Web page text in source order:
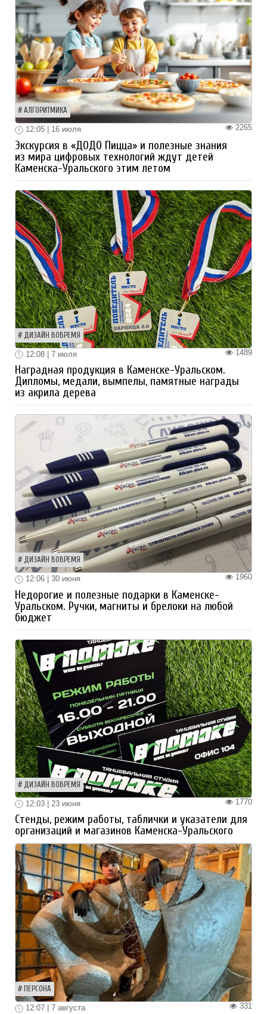
АЛГОРИТМИКА
2265
12:05 | 16 июля
Экскурсия в «ДОДО Пицца» и полезные знания
из мира цифровых технологий ждут детей
Каменска-Уральского этим летом
ДИЗАЙН ВОВРЕМЯ
1489
12:08 | 7 июля
Наградная продукция в Каменске-Уральском.
Дипломы, медали, вымпелы, памятные награды
из акрила дерева
ДИЗАЙН ВОВРЕМЯ
1960
12:06 | 30 июня
Недорогие и полезные подарки в Каменске-
Уральском. Ручки, магниты и брелоки на любой
бюджет
ДИЗАЙН ВОВРЕМЯ
1770
12:03 | 23 июня
Стенды, режим работы, таблички и указатели для
организаций и магазинов Каменска-Уральского
ПЕРСОНА
331
12:07 | 7 августа